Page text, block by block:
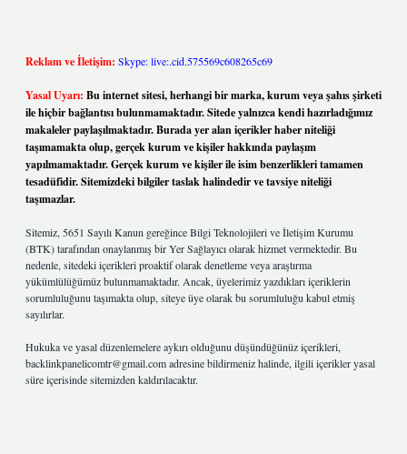
Reklam ve İletişim: Skype: live:.cid.575569c608265c69
Yasal Uyarı: Bu internet sitesi, herhangi bir marka, kurum veya şahıs şirketi
ile hiçbir bağlantısı bulunmamaktadır. Sitede yalnızca kendi hazırladığımız
makaleler paylaşılmaktadır. Burada yer alan içerikler haber niteliği
taşımamakta olup, gerçek kurum ve kişiler hakkında paylaşım
yapılmamaktadır. Gerçek kurum ve kişiler ile isim benzerlikleri tamamen
tesadüfidir. Sitemizdeki bilgiler taslak halindedir ve tavsiye niteliği
taşımazlar.
Sitemiz, 5651 Sayılı Kanun gereğince Bilgi Teknolojileri ve İletişim Kurumu
(BTK) tarafından onaylanmış bir Yer Sağlayıcı olarak hizmet vermektedir. Bu
nedenle, sitedeki içerikleri proaktif olarak denetleme veya araştırma
yükümlülüğümüz bulunmamaktadır. Ancak, üyelerimiz yazdıkları içeriklerin
sorumluluğunu taşımakta olup, siteye üye olarak bu sorumluluğu kabul etmiş
sayılırlar.
Hukuka ve yasal düzenlemelere aykırı olduğunu düşündüğünüz içerikleri,
backlinkpanelicomtr@gmail.comadresine bildirmeniz halinde, ilgili içerikler yasal
süre içerisinde sitemizden kaldırılacaktır.